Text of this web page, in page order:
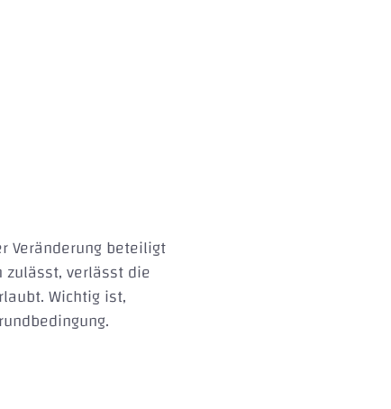
Veränderung beteiligt
zulässt, verlässt die
Wichtig ist,